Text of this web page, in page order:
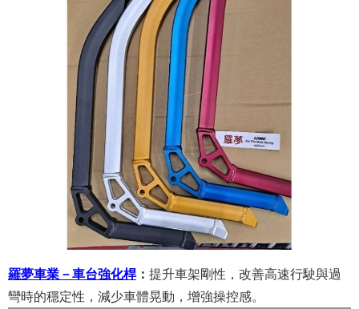
羅夢車業－車台強化桿： 提升車架剛性，改善高速行駛與過
彎時的穩定性，減少車體晃動，增強操控感。